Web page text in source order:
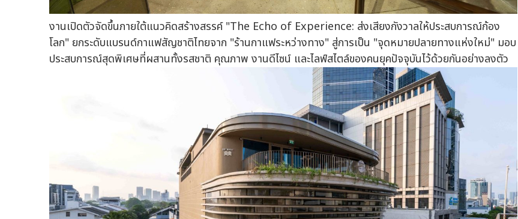
งานเปิดตัวจัดขึ้นภายใต้แนวคิดสร้างสรรค์ "The Echo of Experience: ส่งเสียงกังวาลให้ประสบการณ์ก้อง
โลก" ยกระดับแบรนด์กาแฟสัญชาติไทยจาก "ร้านกาแฟระหว่างทาง" สู่การเป็น "จุดหมายปลายทางแห่งใหม่" มอบ
ประสบการณ์สุดพิเศษที่ผสานทั้งรสชาติ คุณภาพ งานดีไซน์ และไลฟ์สไตล์ของคนยุคปัจจุบันไว้ด้วยกันอย่างลงตัว